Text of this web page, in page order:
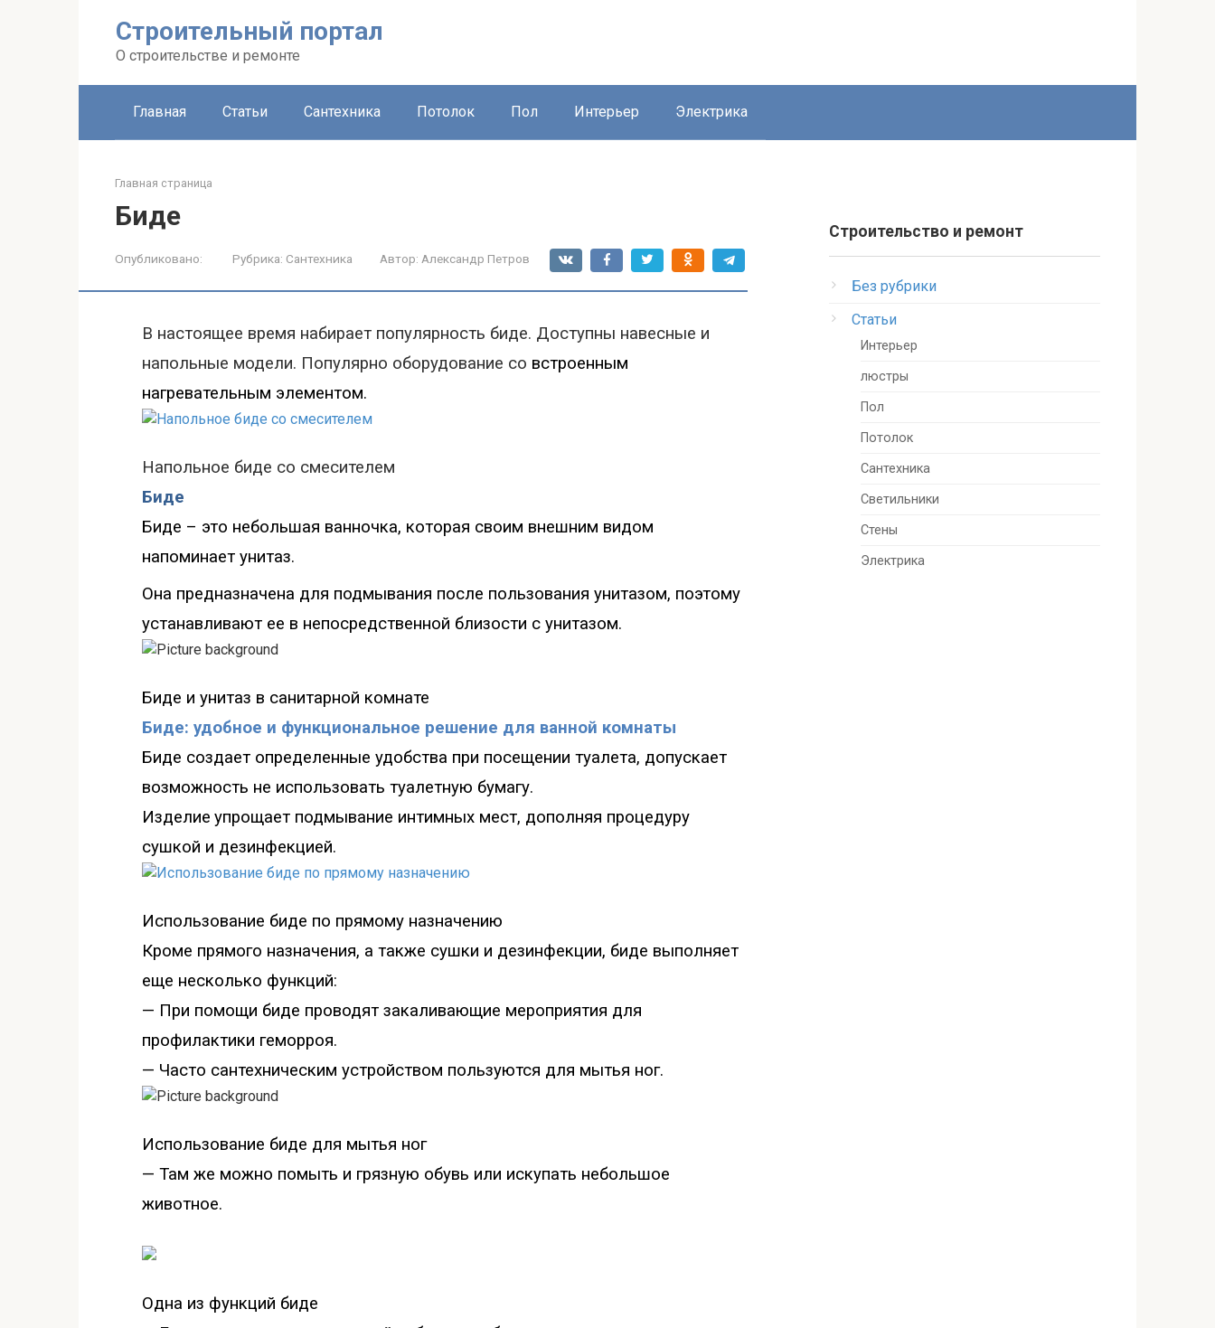
Строительный портал
О строительстве и ремонте
Главная Статьи Сантехника Потолок Пол Интерьер Электрика
Главная страница
Биде
Опубликовано: Рубрика: Сантехника Автор: Александр Петров
В настоящее время набирает популярность биде. Доступны навесные и
напольные модели. Популярно оборудование со встроенным
нагревательным элементом.
Напольное биде со смесителем
Биде
Биде – это небольшая ванночка, которая своим внешним видом
напоминает унитаз.
Она предназначена для подмывания после пользования унитазом, поэтому
устанавливают ее в непосредственной близости с унитазом.
Биде и унитаз в санитарной комнате
Биде: удобное и функциональное решение для ванной комнаты
Биде создает определенные удобства при посещении туалета, допускает
возможность не использовать туалетную бумагу.
Изделие упрощает подмывание интимных мест, дополняя процедуру
сушкой и дезинфекцией.
Использование биде по прямому назначению
Кроме прямого назначения, а также сушки и дезинфекции, биде выполняет
еще несколько функций:
— При помощи биде проводят закаливающие мероприятия для
профилактики геморроя.
— Часто сантехническим устройством пользуются для мытья ног.
Использование биде для мытья ног
— Там же можно помыть и грязную обувь или искупать небольшое
животное.
Одна из функций биде
Строительство и ремонт
Без рубрики
Статьи
Интерьер
люстры
Пол
Потолок
Сантехника
Светильники
Стены
Электрика